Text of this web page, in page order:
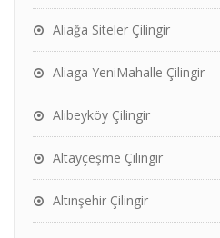
Aliağa Siteler Çilingir
Aliaga YeniMahalle Çilingir
Alibeyköy Çilingir
Altayçeşme Çilingir
Altınşehir Çilingir